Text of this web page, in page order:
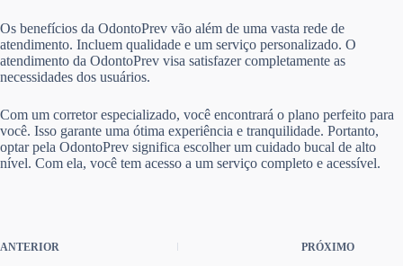
Os benefícios da OdontoPrev vão além de uma vasta rede de
atendimento. Incluem qualidade e um serviço personalizado. O
atendimento da OdontoPrev visa satisfazer completamente as
necessidades dos usuários.
Com um corretor especializado, você encontrará o plano perfeito para
você. Isso garante uma ótima experiência e tranquilidade. Portanto,
optar pela OdontoPrev significa escolher um cuidado bucal de alto
nível. Com ela, você tem acesso a um serviço completo e acessível.
ANTERIOR PRÓXIMO